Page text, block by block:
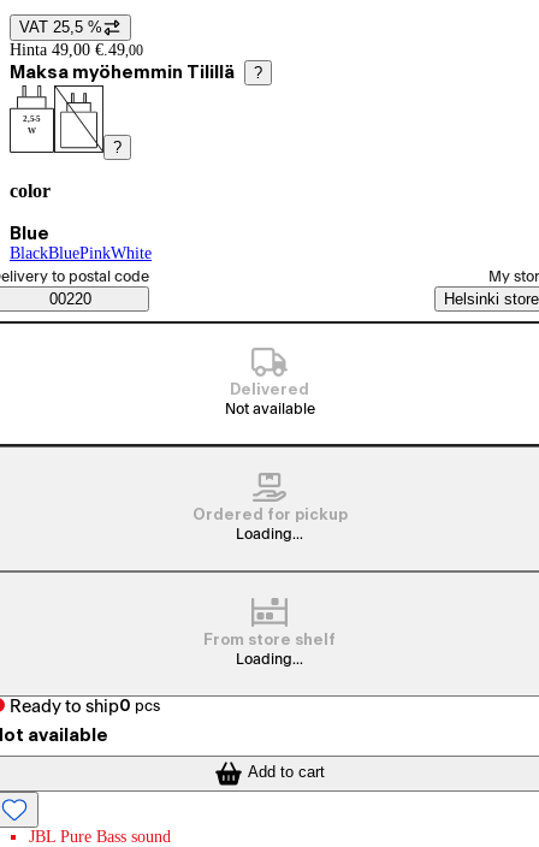
Price details
VAT 25,5 %
Hinta 49,00 €. 49,00
Maksa myöhemmin Tilillä ?
2,5-5
W
?
color
Current selection Blue
Blue
Black(color)
Blue(color)
Pink(color
White
Saatavuustiedot
order method
to postal code
00220
My
Helsinki store
Delivered
Not available
Ordered for pickup
Loading...
From store shelf
Loading...
Ready to ship0 pcs
available
Add to cart
JBL Pure Bass sound